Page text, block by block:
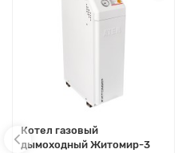
Котел газовый
дымоходный Житомир-3